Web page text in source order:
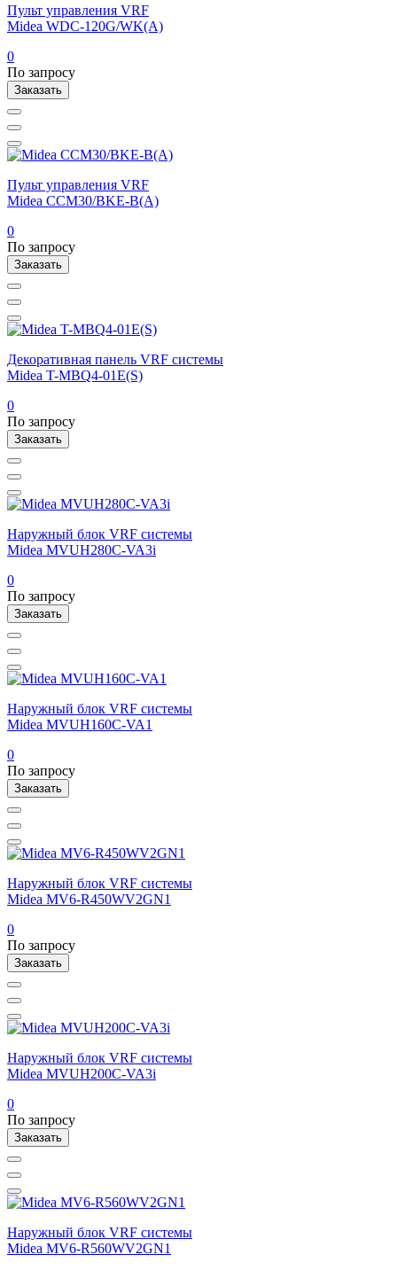
Пульт управления VRF
Midea WDC-120G/WK(A)
0
По запросу
Заказать
Пульт управления VRF
Midea CCM30/BKE-B(A)
0
По запросу
Заказать
Декоративная панель VRF системы
Midea T-MBQ4-01E(S)
0
По запросу
Заказать
Наружный блок VRF системы
Midea MVUH280C-VA3i
0
По запросу
Заказать
Наружный блок VRF системы
Midea MVUH160C-VA1
0
По запросу
Заказать
Наружный блок VRF системы
Midea MV6-R450WV2GN1
0
По запросу
Заказать
Наружный блок VRF системы
Midea MVUH200C-VA3i
0
По запросу
Заказать
Наружный блок VRF системы
Midea MV6-R560WV2GN1